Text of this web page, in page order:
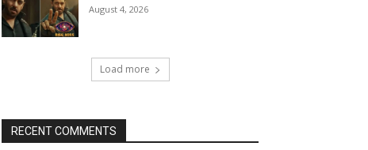
August 4, 2026
Load more
RECENT COMMENTS